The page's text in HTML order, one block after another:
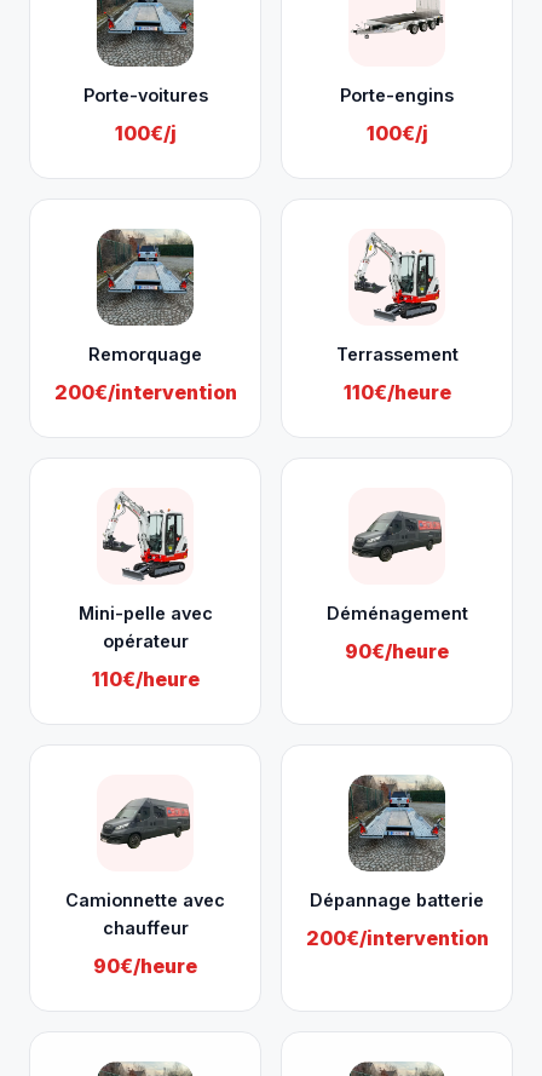
Porte-voitures
100€/j
Porte-engins
100€/j
Remorquage
200€/intervention
Terrassement
110€/heure
Mini-pelle avec
opérateur
110€/heure
Déménagement
90€/heure
Camionnette avec
chauffeur
90€/heure
Dépannage batterie
200€/intervention